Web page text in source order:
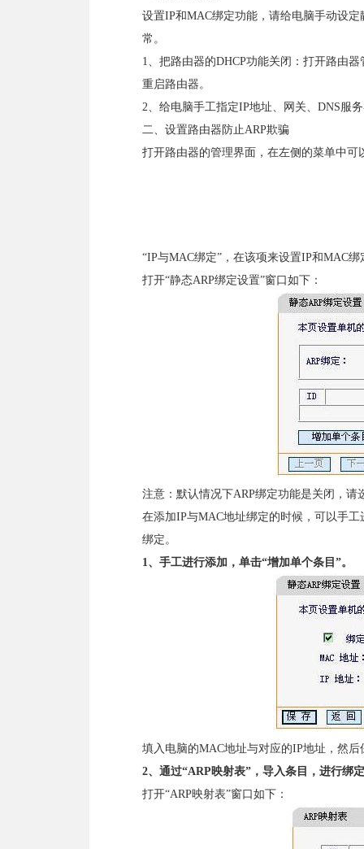
设置IP和MAC绑定功能，请给电脑手动设
常。
1、把路由器的DHCP功能关闭：打开路由
重启路由器。
2、给电脑手工指定IP地址、网关、DNS服
二、设置路由器防止ARP欺骗
打开路由器的管理界面，在左侧的菜单中可
“IP与MAC绑定”，在该项来设置IP和MAC绑
打开“静态ARP绑定设置”窗口如下：
注意：默认情况下ARP绑定功能是关闭，请
在添加IP与MAC地址绑定的时候，可以手
绑定。
1、手工进行添加，单击“增加单个条目 ”。
填入电脑的MAC地址与对应的IP地址，然
2、通过“ARP映射表” ，导入条目，进行绑
打开“ARP映射表”窗口如下：